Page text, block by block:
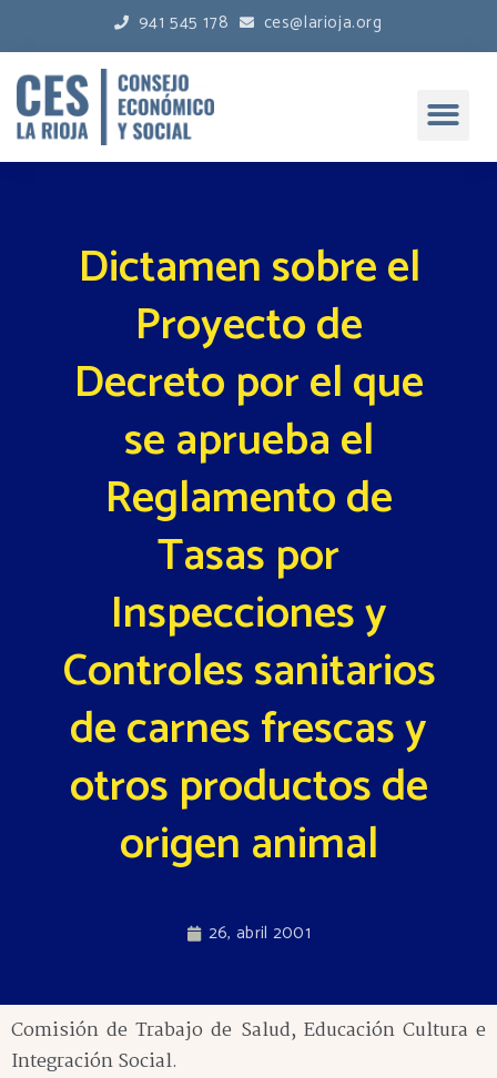
941 545 178 ces@larioja.org
Dictamen sobre el
Proyecto de
Decreto por el que
se aprueba el
Reglamento de
Tasas por
Inspecciones y
Controles sanitarios
de carnes frescas y
otros productos de
origen animal
26, abril 2001
Comisión de Trabajo de Salud, Educación Cultura e
Integración Social.